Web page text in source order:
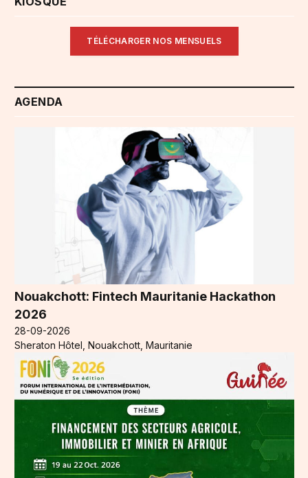
TÉLÉCHARGER NOS MENSUELS
AGENDA
Nouakchott: Fintech Mauritanie Hackathon
2026
28-09-2026
Sheraton Hôtel, Nouakchott, Mauritanie